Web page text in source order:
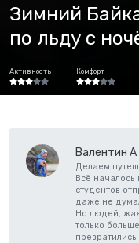
Зимний
по льду с
Активность Комфорт
Валентин А
Делаем
Всё началось
студентов
даже не
Но людей,
только